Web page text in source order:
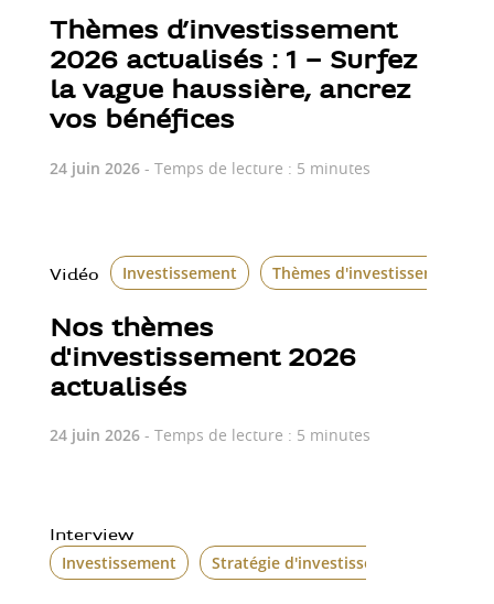
Thèmes d’investissement
2026 actualisés : 1 – Surfez
la vague haussière, ancrez
vos bénéfices
24 juin 2026- Temps de lecture : 5 minutes
Vidéo Investissement Thèmes d'investissement
Nos thèmes
d'investissement 2026
actualisés
24 juin 2026- Temps de lecture : 5 minutes
Interview
Investissement Stratégie d'investissement